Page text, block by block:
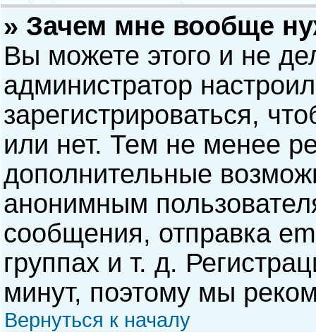
» Зачем мне вообще
Вы можете этого и не
администратор
зарегистрироваться,
или нет. Тем не менее
дополнительные
анонимным
сообщения, отправка
группах и т. д.
минут, поэтому мы
Вернуться к началу